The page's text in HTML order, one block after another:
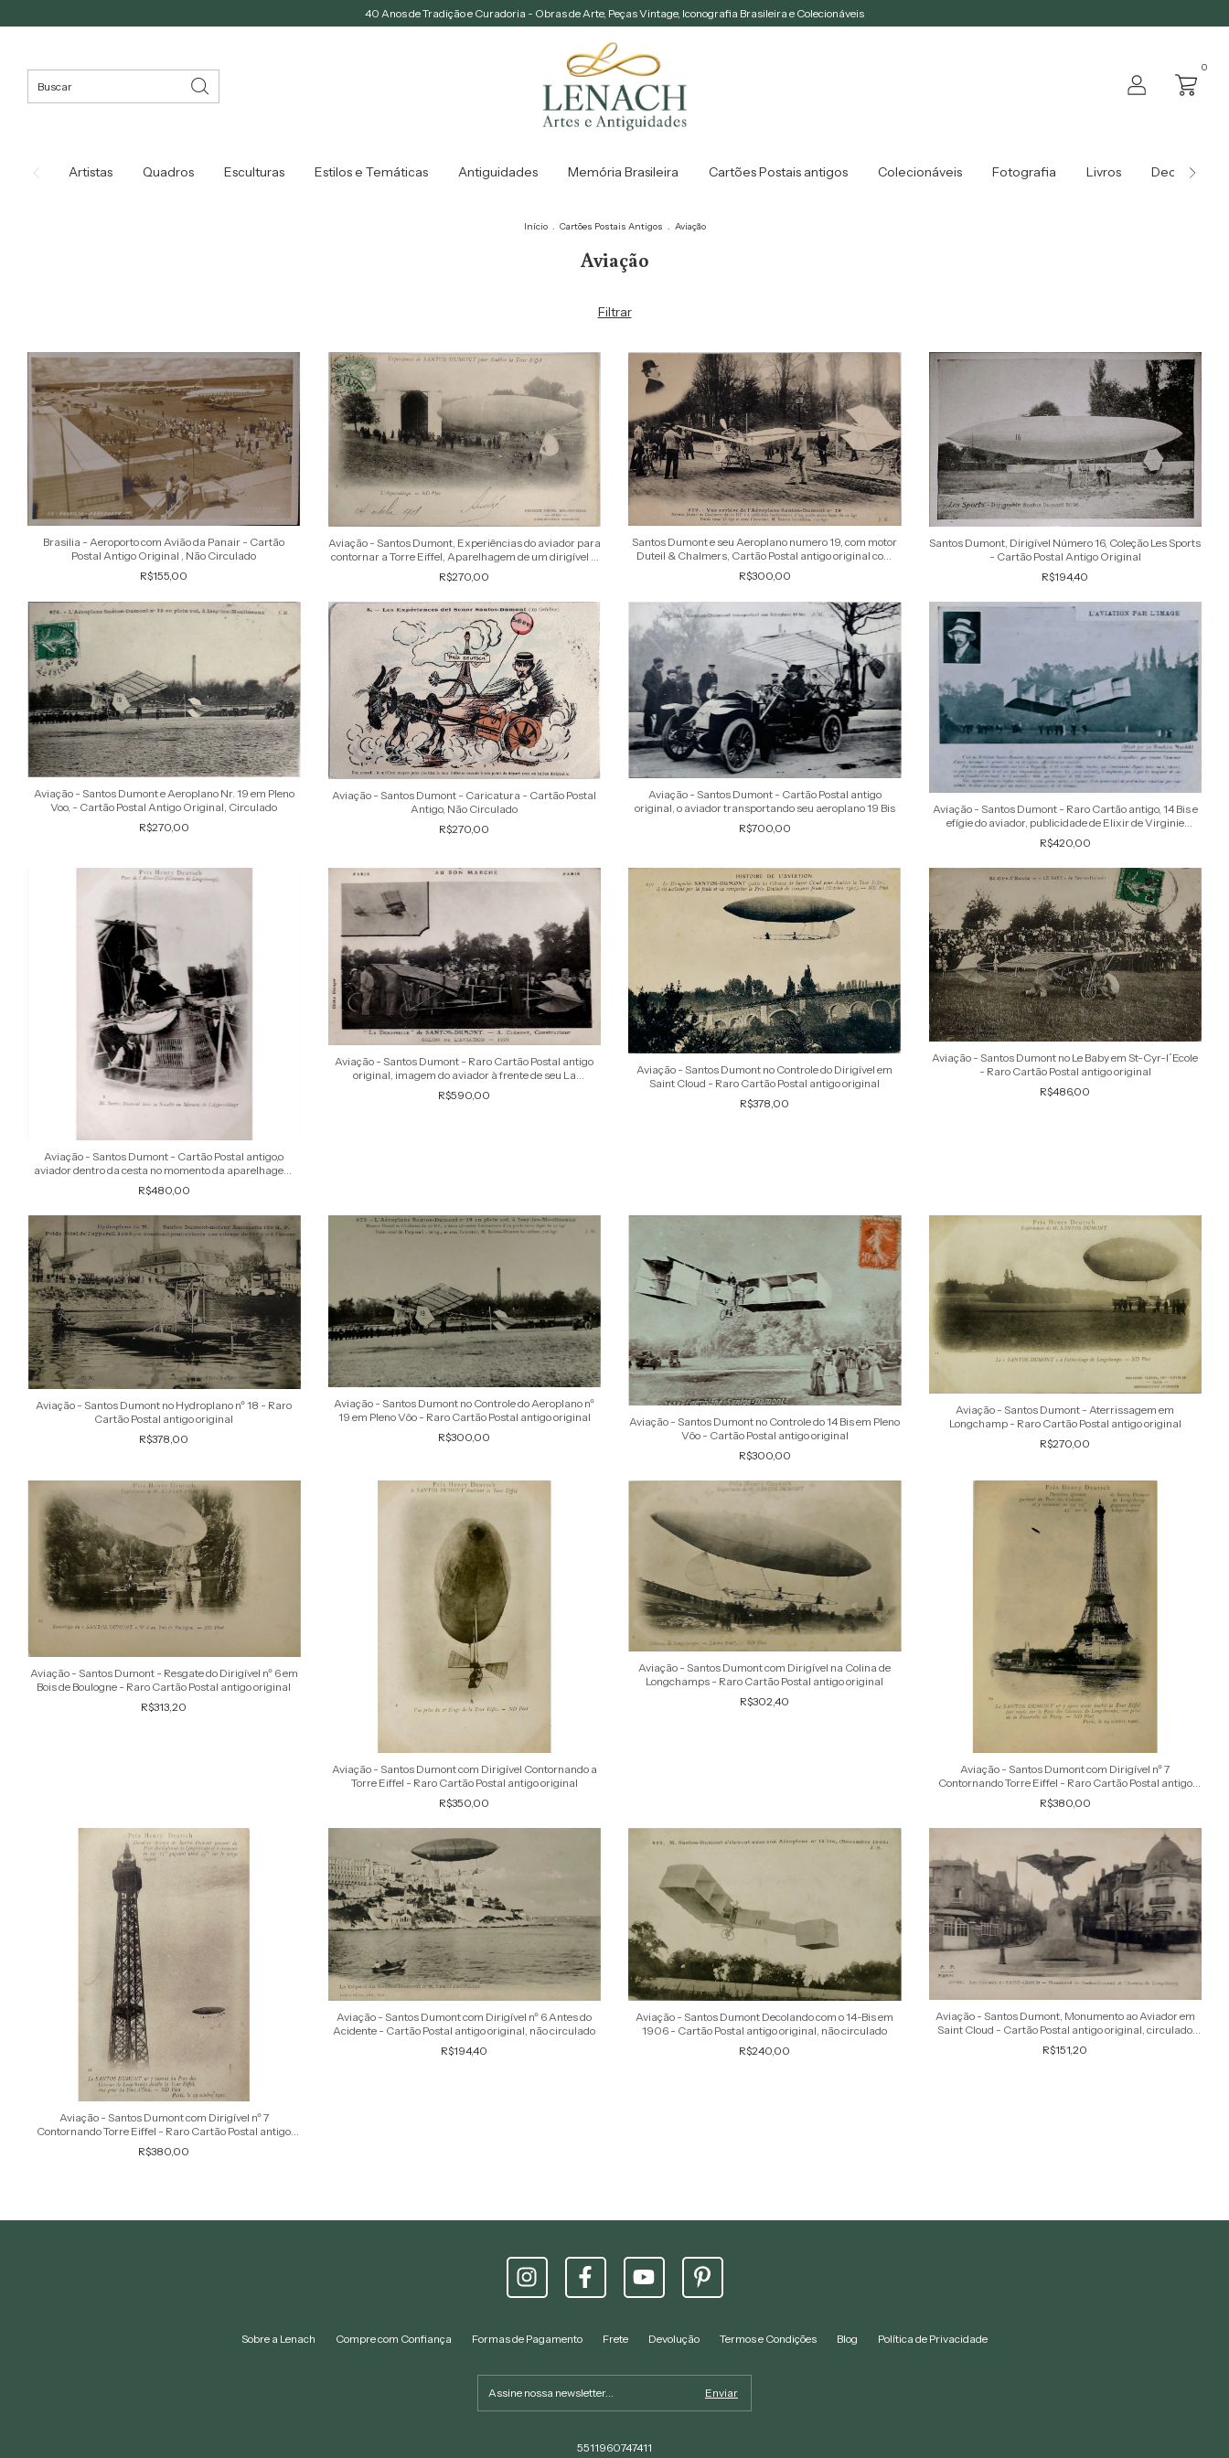
40 Anos de Tradição e Curadoria - Obras de Arte, Peças Vintage, Iconografia Brasileira e Colecionáveis
0
Artistas Quadros Esculturas Estilos e Temáticas Antiguidades Memória Brasileira Cartões Postais antigos Colecionáveis Fotografia Livros Decoração
Início . Cartões Postais Antigos . Aviação
Aviação
Filtrar
Brasilia - Aeroporto com Avião da Panair - Cartão
Postal Antigo Original , Não Circulado
R$155,00
Aviação - Santos Dumont, Experiências do aviador para
contornar a Torre Eiffel, Aparelhagem de um dirigível –
Raro Cartã
R$270,00
Santos Dumont e seu Aeroplano numero 19, com motor
Duteil & Chalmers, Cartão Postal antigo original com
efígie do aviado
R$300,00
Santos Dumont, Dirigível Número 16, Coleção Les Sports
- Cartão Postal Antigo Original
R$194,40
Aviação - Santos Dumont e Aeroplano Nr. 19 em Pleno
Voo, - Cartão Postal Antigo Original, Circulado
R$270,00
Aviação - Santos Dumont - Caricatura - Cartão Postal
Antigo, Não Circulado
R$270,00
Aviação - Santos Dumont - Cartão Postal antigo
original, o aviador transportando seu aeroplano 19 Bis
R$700,00
Aviação - Santos Dumont - Raro Cartão antigo, 14 Bis e
efígie do aviador, publicidade de Elixir de Virginie
Nyrdahl
R$420,00
Aviação - Santos Dumont - Cartão Postal antigo,o
aviador dentro da cesta no momento da aparelhagem
para o Premio Henry D
R$480,00
Aviação - Santos Dumont - Raro Cartão Postal antigo
original, imagem do aviador à frente de seu La
Demoiselle
R$590,00
Aviação - Santos Dumont no Controle do Dirigível em
Saint Cloud - Raro Cartão Postal antigo original
R$378,00
Aviação - Santos Dumont no Le Baby em St-Cyr-l´Ecole
- Raro Cartão Postal antigo original
R$486,00
Aviação - Santos Dumont no Hydroplano nº 18 - Raro
Cartão Postal antigo original
R$378,00
Aviação - Santos Dumont no Controle do Aeroplano nº
19 em Pleno Vôo - Raro Cartão Postal antigo original
R$300,00
Aviação - Santos Dumont no Controle do 14 Bis em Pleno
Vôo - Cartão Postal antigo original
R$300,00
Aviação - Santos Dumont - Aterrissagem em
Longchamp - Raro Cartão Postal antigo original
R$270,00
Aviação - Santos Dumont - Resgate do Dirigível nº 6 em
Bois de Boulogne - Raro Cartão Postal antigo original
R$313,20
Aviação - Santos Dumont com Dirigível Contornando a
Torre Eiffel - Raro Cartão Postal antigo original
R$350,00
Aviação - Santos Dumont com Dirigível na Colina de
Longchamps - Raro Cartão Postal antigo original
R$302,40
Aviação - Santos Dumont com Dirigível nº 7
Contornando Torre Eiffel - Raro Cartão Postal antigo
original
R$380,00
Aviação - Santos Dumont com Dirigível nº 7
Contornando Torre Eiffel - Raro Cartão Postal antigo
original, não circulado
R$380,00
Aviação - Santos Dumont com Dirigível nº 6 Antes do
Acidente - Cartão Postal antigo original, não circulado
R$194,40
Aviação - Santos Dumont Decolando com o 14-Bis em
1906 - Cartão Postal antigo original, não circulado
R$240,00
Aviação - Santos Dumont, Monumento ao Aviador em
Saint Cloud - Cartão Postal antigo original, circulado
1917
R$151,20
Sobre a Lenach Compre com Confiança Formas de Pagamento Frete Devolução Termos e Condições Blog Política de Privacidade
5511960747411